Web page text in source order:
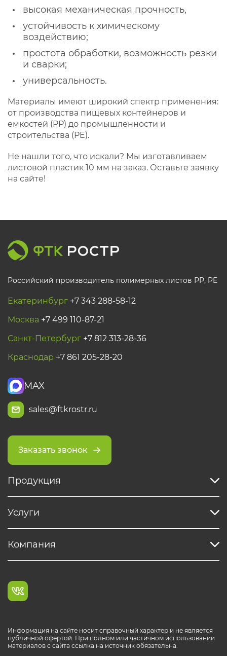
высокая механическая прочность,
устойчивость к химическому
воздействию;
простота обработки, возможность резки
и сварки;
универсальность.
Материалы имеют широкий спектр применения:
от производства пищевых контейнеров и
емкостей (PP) до промышленности и
строительства (PE).
Не нашли того, что искали? Мы изготавливаем
листовой пластик 10 мм на заказ. Оставьте заявку
на сайте!
Российский производитель полимерных листов РР, PE
Екатеринбург +7 343 288-58-12
Москва +7 499 110-87-21
Санкт-Петербург +7 812 313-28-36
Краснодар +7 861 205-28-20
MAX
sales@ftkrostr.ru
Заказать звонок
Продукция
Услуги
Компания
Информация на сайте носит справочный характер и не является
публичной офертой. При полном или частичном использовании
материалов с сайта ссылка на источник обязательна.